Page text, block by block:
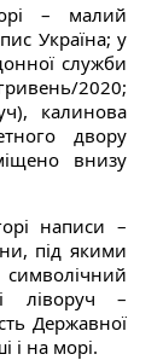
– малий
Україна; у
служби
2020;
калинова
двору
внизу
написи –
під якими
ліворуч –
Державної
і на морі.